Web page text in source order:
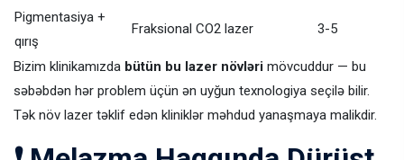
Pigmentasiya +
qırış
Fraksional CO2 lazer 3-5
Bizim klinikamızda bütün bu lazer növləri mövcuddur — bu
səbəbdən hər problem üçün ən uyğun texnologiya seçilə bilir.
Tək növ lazer təklif edən kliniklər məhdud yanaşmaya malikdir.